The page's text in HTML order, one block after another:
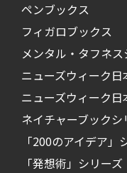
ペンブックス
フィガロブックス
メンタル・タフネス
ニューズウィーク
ニューズウィーク
ネイチャーブックシ
「200のアイデア」
「発想術」シリーズ